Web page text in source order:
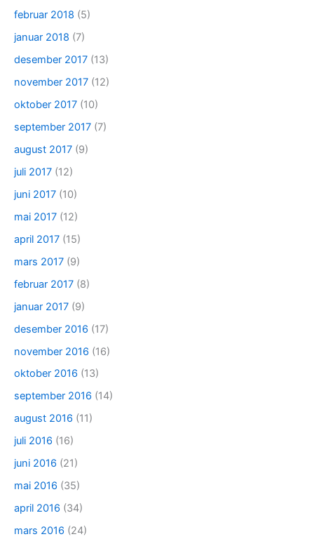
februar 2018 (5)
januar 2018 (7)
desember 2017 (13)
november 2017 (12)
oktober 2017 (10)
september 2017 (7)
august 2017 (9)
juli 2017 (12)
juni 2017 (10)
mai 2017 (12)
april 2017 (15)
mars 2017 (9)
februar 2017 (8)
januar 2017 (9)
desember 2016 (17)
november 2016 (16)
oktober 2016 (13)
september 2016 (14)
august 2016 (11)
juli 2016 (16)
juni 2016 (21)
mai 2016 (35)
april 2016 (34)
mars 2016 (24)